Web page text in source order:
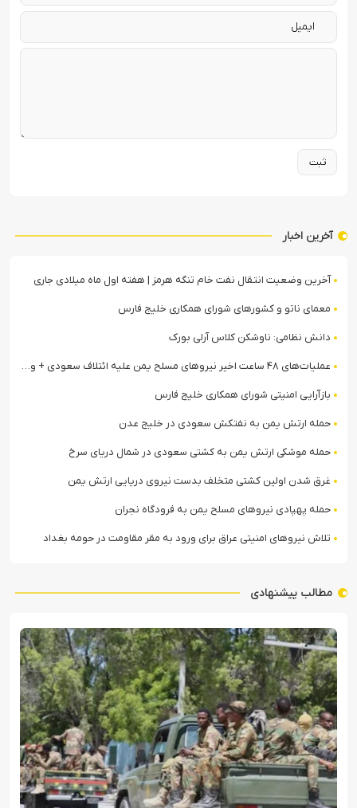
آخرین اخبار
آخرین وضعیت انتقال نفت خام تنگه هرمز | هفته اول ماه میلادی جاری
معمای ناتو و کشورهای شورای همکاری خلیج فارس
دانش نظامی: ناوشکن کلاس آرلی بورک
عملیات‌های ۴۸ ساعت اخیر نیروهای مسلح یمن علیه ائتلاف سعودی + ویدیو
بازآرایی امنیتی شورای همکاری خلیج فارس
حمله ارتش یمن به نفتکش سعودی در خلیج عدن
حمله موشکی ارتش یمن به کشتی سعودی در شمال دریای سرخ
غرق شدن اولین کشتی متخلف بدست نیروی دریایی ارتش یمن
حمله پهپادی نیروهای مسلح یمن به فرودگاه نجران
تلاش نیروهای امنیتی عراق برای ورود به مقر مقاومت در حومه بغداد
مطالب پیشنهادی